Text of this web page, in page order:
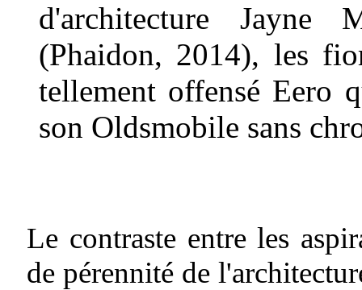
d'architecture Jayne
(Phaidon, 2014), les
tellement offensé Eero
son Oldsmobile sans
Le contraste entre les
de pérennité de